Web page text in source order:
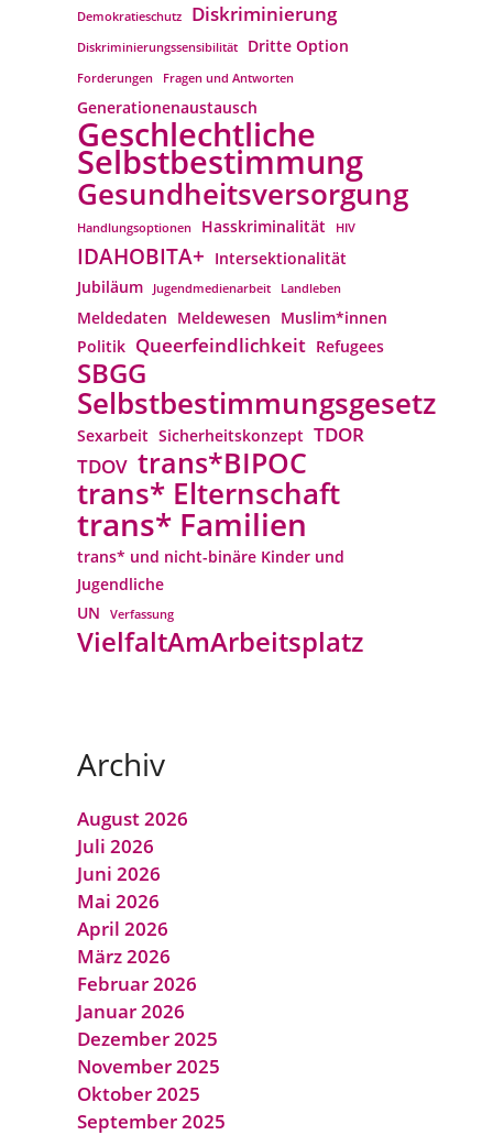
Demokratieschutz
Diskriminierung
Diskriminierungssensibilität Dritte Option
Forderungen Fragen und Antworten
Generationenaustausch
Geschlechtliche
Selbstbestimmung
Gesundheitsversorgung
Handlungsoptionen Hasskriminalität HIV
IDAHOBITA+ Intersektionalität
Jubiläum
Jugendmedienarbeit Landleben
Meldedaten Meldewesen Muslim*innen
Politik Queerfeindlichkeit Refugees
SBGG
Selbstbestimmungsgesetz
Sexarbeit Sicherheitskonzept TDOR
TDOV trans*BIPOC
trans* Elternschaft
trans* Familien
trans* und nicht-binäre Kinder und
Jugendliche
UN
Verfassung
VielfaltAmArbeitsplatz
Archiv
August 2026
Juli 2026
Juni 2026
Mai 2026
April 2026
März 2026
Februar 2026
Januar 2026
Dezember 2025
November 2025
Oktober 2025
September 2025